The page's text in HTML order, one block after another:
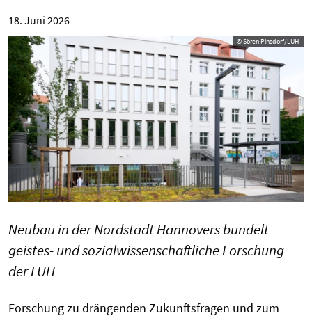
18. Juni 2026
© Sören Pinsdorf/LUH
Neubau in der Nordstadt Hannovers bündelt
geistes- und sozialwissenschaftliche Forschung
der LUH
Forschung zu drängenden Zukunftsfragen und zum